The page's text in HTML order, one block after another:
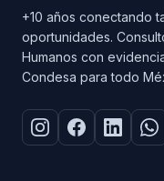
+10 años conectando
oportunidades.
Humanos con
Condesa para todo